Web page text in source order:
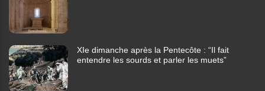
XIe dimanche après la Pentecôte : “Il fait
entendre les sourds et parler les muets”